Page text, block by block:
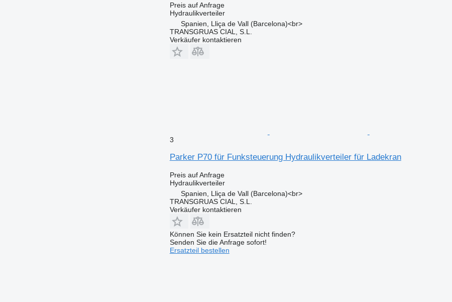
Preis auf Anfrage
Hydraulikverteiler
Spanien, Lliça de Vall (Barcelona)<br>
TRANSGRUAS CIAL, S.L.
Verkäufer kontaktieren
3
Parker P70 für Funksteuerung Hydraulikverteiler für Ladekran
Preis auf Anfrage
Hydraulikverteiler
Spanien, Lliça de Vall (Barcelona)<br>
TRANSGRUAS CIAL, S.L.
Verkäufer kontaktieren
Können Sie kein Ersatzteil nicht finden?
Senden Sie die Anfrage sofort!
Ersatzteil bestellen